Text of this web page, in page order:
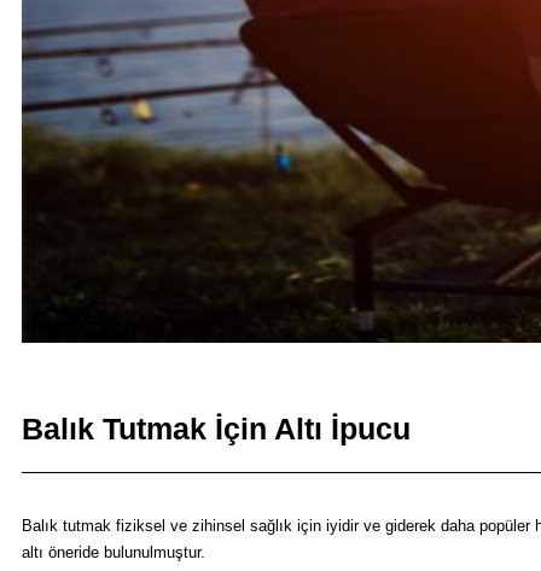
Balık Tutmak İçin Altı İpucu
Balık tutmak fiziksel ve zihinsel sağlık için iyidir ve giderek daha popüler
altı öneride bulunulmuştur.